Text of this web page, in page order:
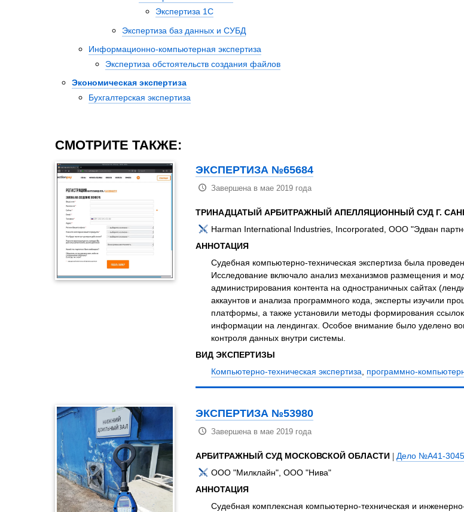
Экспертиза 1С
Экспертиза баз данных и СУБД
Информационно-компьютерная экспертиза
Экспертиза обстоятельств создания файлов
Экономическая экспертиза
Бухгалтерская экспертиза
СМОТРИТЕ ТАКЖЕ:
ЭКСПЕРТИЗА №65684
Завершена в мае 2019 года
ТРИНАДЦАТЫЙ АРБИТРАЖНЫЙ АПЕЛЛЯЦИОННЫЙ СУД Г.
Harman International Industries, Incorporated, ООО "Эдван
АННОТАЦИЯ
Судебная компьютерно-техническая экспертиза была
Исследование включало анализ механизмов размещения и
администрирования контента на одностраничных сайтах
аккаунтов и анализа программного кода, эксперты изучили
платформы, а также установили методы формирования
информации на лендингах. Особое внимание было уделено
контроля данных внутри системы.
ВИД ЭКСПЕРТИЗЫ
Компьютерно-техническая экспертиза, программно-
ЭКСПЕРТИЗА №53980
Завершена в мае 2019 года
АРБИТРАЖНЫЙ СУД МОСКОВСКОЙ ОБЛАСТИ | Дело №А41-
ООО "Милклайн", ООО "Нива"
АННОТАЦИЯ
Судебная комплексная компьютерно-техническая и